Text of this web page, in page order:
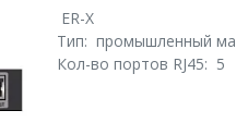
ER-X
Тип: промышленный
Кол-во портов RJ45: 5